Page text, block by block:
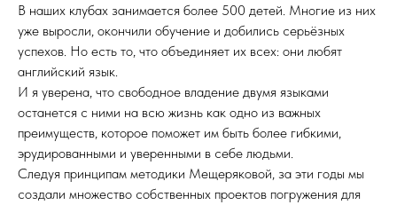
В наших клубах занимается более 500 детей. Многие из них
уже выросли, окончили обучение и добились серьёзных
успехов. Но есть то, что объединяет их всех: они любят
английский язык.
И я уверена, что свободное владение двумя языками
останется с ними на всю жизнь как одно из важных
преимуществ, которое поможет им быть более гибкими,
эрудированными и уверенными в себе людьми.
Следуя принципам методики Мещеряковой, за эти годы мы
создали множество собственных проектов погружения для